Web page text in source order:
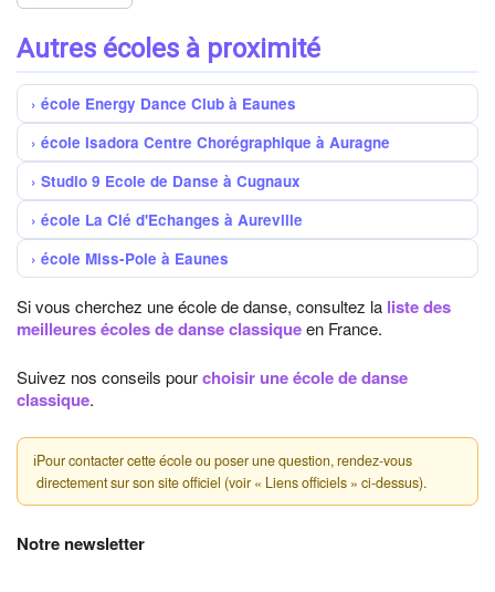
Autres écoles à proximité
école Energy Dance Club à Eaunes
école Isadora Centre Chorégraphique à Auragne
Studio 9 Ecole de Danse à Cugnaux
école La Clé d'Echanges à Aureville
école Miss-Pole à Eaunes
Si vous cherchez une école de danse, consultez la liste des
meilleures écoles de danse classiqueen France.
Suivez nos conseils pourchoisir une école de danse
classique.
ℹPour contacter cette école ou poser une question, rendez-vous
directement sur son site officiel (voir « Liens officiels » ci-dessus).
Notre newsletter